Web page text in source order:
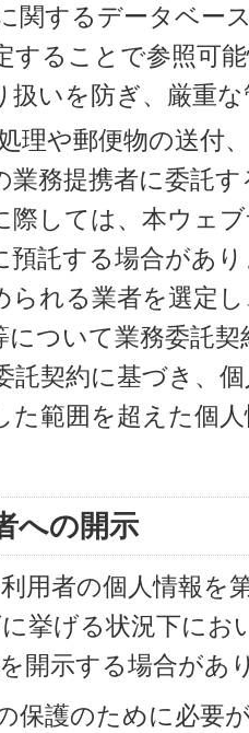
関するデータベー
することで参照可
扱いを防ぎ、厳重
理や郵便物の送付
業務提携者に委託
際しては、本ウェ
預託する場合があ
られる業者を選定
について業務委託
託契約に基づき、
た範囲を超えた個
への開示
用者の個人情報を
挙げる状況下にお
開示する場合があ
保護のために必要